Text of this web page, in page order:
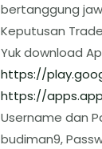
bertanggung
Keputusan
Yuk download
https://
https://
Username dan
budiman9,